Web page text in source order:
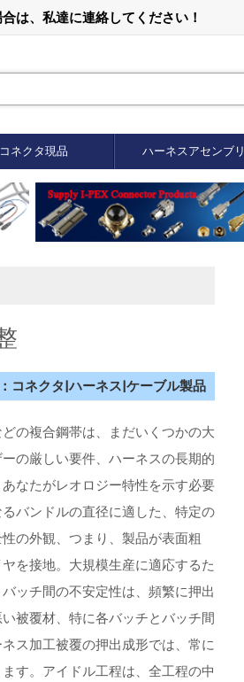
は、私達に連絡してください！
コネクタ現品 ハーネスアセンブリ
コネクタ|ハーネス|ケーブル製品
の複合鋼帯は、まだいくつかの大
の厳しい要件、ハーネスの長期的
なたがレオロジー特性を示す必要
バンドルの直径に適した、特定の
の外観、つまり、製品が表面粗
を接地。大規模生産に適応するた
ッチ間の不安定性は、頻繁に押出
被覆材、特に各バッチとバッチ間
ス加工被覆の押出成形では、常に
す。アイドル工程は、全工程の中